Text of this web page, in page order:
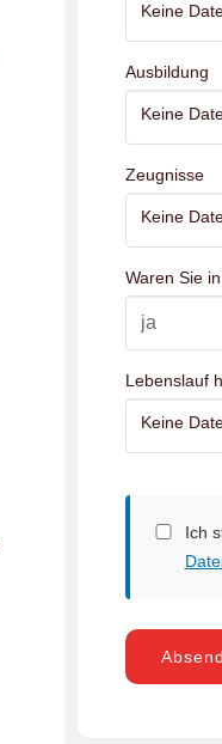
Keine
Ausbildung
Keine
Zeugnisse
Keine
Waren Sie
Lebenslauf
Keine
Ich